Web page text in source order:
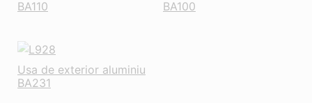
BA110
BA100
Usa de exterior aluminiu
BA231